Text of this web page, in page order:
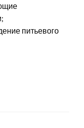
питьевого